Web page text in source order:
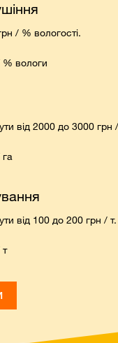
/ % вологості.
% вологи
від 2000 до 3000 грн
від 100 до 200 грн / т.